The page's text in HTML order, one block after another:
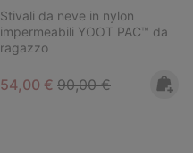
Stivali da neve in nylon
impermeabili YOOT PAC™ da
ragazzo
Sale price:
54,00 € Regular price:
90,00 €